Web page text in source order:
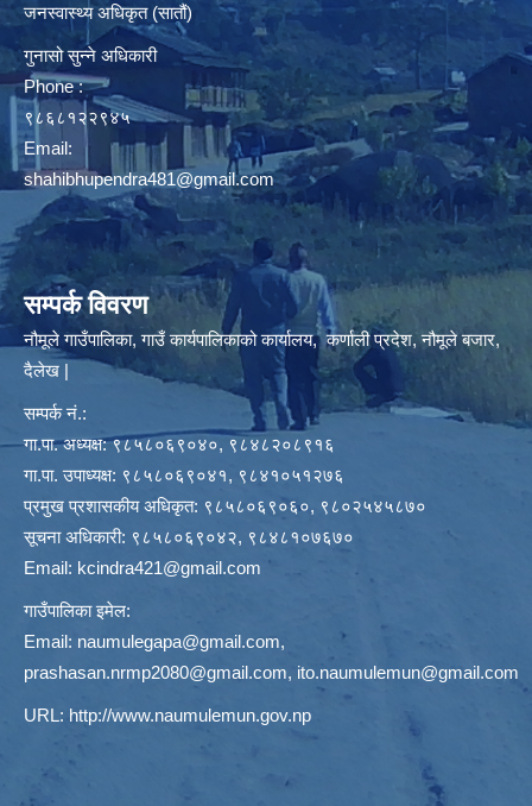
जनस्वास्थ्य अधिकृत (सातौं)
गुनासो सुन्ने अधिकारी
Phone :
९८६८१२२९४५
Email:
shahibhupendra481@gmail.com
सम्पर्क विवरण
नौमूले गाउँपालिका, गाउँ कार्यपालिकाको कार्यालय, कर्णाली प्रदेश, नौमूले बजार,
दैलेख |
सम्पर्क नं.:
गा.पा. अध्यक्ष: ९८५८०६९०४०, ९८४८२०८९१६
गा.पा. उपाध्यक्ष: ९८५८०६९०४१, ९८४१०५१२७६
प्रमुख प्रशासकीय अधिकृत: ९८५८०६९०६०, ९८०२५४५८७०
सूचना अधिकारी: ९८५८०६९०४२, ९८४८१०७६७०
Email: kcindra421@gmail.com
गाउँपालिका इमेल:
Email: naumulegapa@gmail.com,
prashasan.nrmp2080@gmail.com, ito.naumulemun@gmail.com
URL: http://www.naumulemun.gov.np